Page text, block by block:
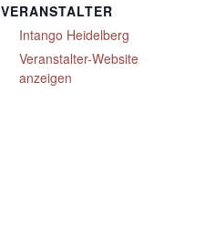
VERANSTALTER
Intango Heidelberg
Veranstalter-Website
anzeigen